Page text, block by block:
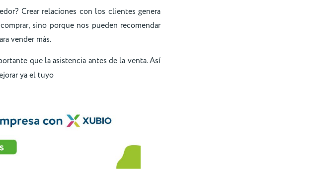
Crear relaciones con los clientes genera
sino porque nos pueden recomendar
vender más.
que la asistencia antes de la venta. Así
ya el tuyo